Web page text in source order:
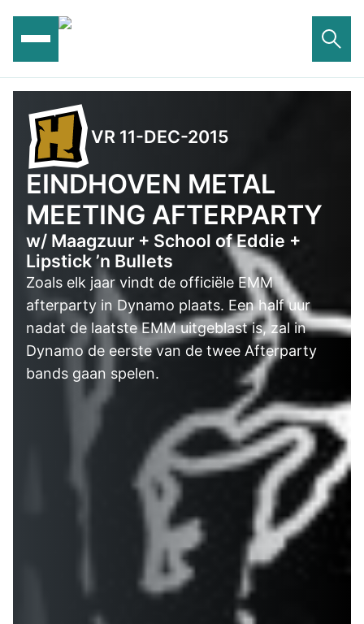
VR 11-DEC-2015
EINDHOVEN METAL
MEETING AFTERPARTY
w/ Maagzuur + School of Eddie +
Lipstick ’n Bullets
Zoals elk jaar vindt de officiële EMM
afterparty in Dynamo plaats. Een half uur
nadat de laatste EMM uitgeblast is, zal in
Dynamo de eerste van de twee Afterparty
bands gaan spelen.